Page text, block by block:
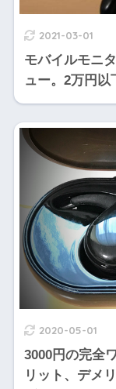
2021-03-01
モバイルモニ
ュー。2万円以
2020-05-01
3000円の完全
リット、デメ